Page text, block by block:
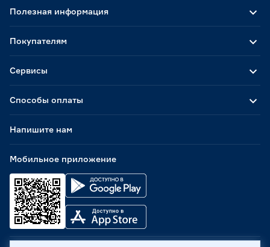
Способы оплаты
Мобильное приложение
Полезная информация
Покупателям
Сервисы
Напишите нам